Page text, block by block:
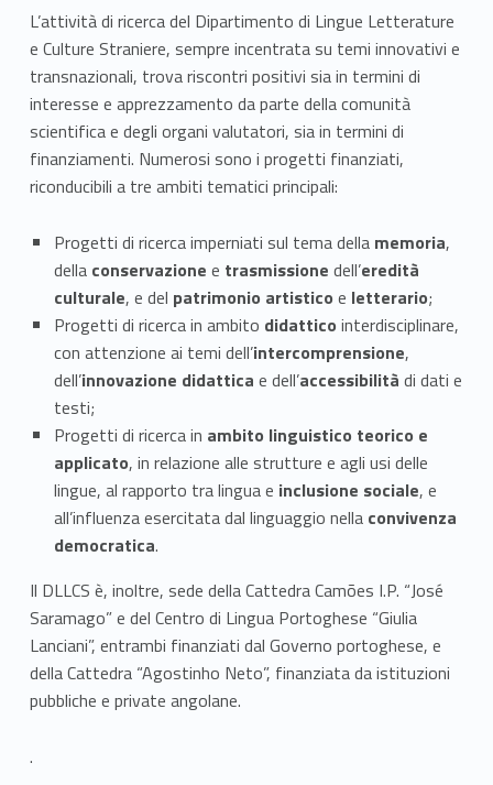
P
r
o
g
e
t
i
i
e
r
c
L’attività di ricerca del Dipartimento di Lingue Letterature
e Culture Straniere, sempre incentrata su temi innovativi e
transnazionali, trova riscontri positivi sia in termini di
interesse e apprezzamento da parte della comunità
scientifica e degli organi valutatori, sia in termini di
finanziamenti. Numerosi sono i progetti finanziati,
riconducibili a tre ambiti tematici principali:
Progetti di ricerca imperniati sul tema della memoria,
della conservazione e trasmissione dell’eredità
culturale, e del patrimonio artistico e letterario;
Progetti di ricerca in ambito didattico interdisciplinare,
con attenzione ai temi dell’intercomprensione,
dell’innovazione didattica e dell’accessibilità di dati e
testi;
Progetti di ricerca in ambito linguistico teorico e
applicato, in relazione alle strutture e agli usi delle
lingue, al rapporto tra lingua e inclusione sociale, e
all’influenza esercitata dal linguaggio nella convivenza
democratica.
Il DLLCS è, inoltre, sede della Cattedra Camões I.P. “José
Saramago” e del Centro di Lingua Portoghese “Giulia
Lanciani”, entrambi finanziati dal Governo portoghese, e
della Cattedra “Agostinho Neto”, finanziata da istituzioni
pubbliche e private angolane.
.